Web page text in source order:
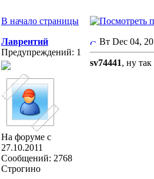
В начало страницы
Лаврентий
Предупреждений: 1
На форуме с
27.10.2011
Сообщений: 2768
Строгино
Вт Dec 04,
sv74441, ну